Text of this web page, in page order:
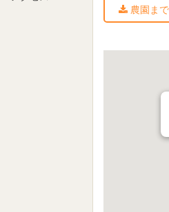
農園ま